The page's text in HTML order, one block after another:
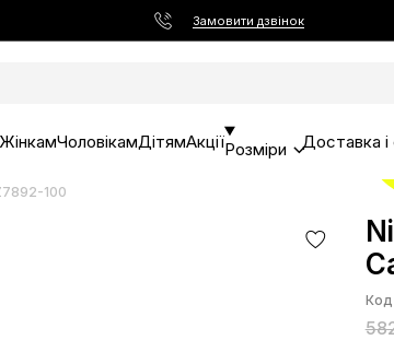
Замовити дзвінок
ЖінкамЧоловікамДітямАкціїРозміри Доставка і
100
Код